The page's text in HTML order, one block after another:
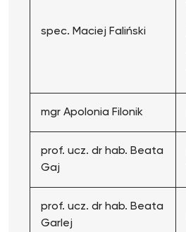
spec. Maciej Faliński
mgr Apolonia Filonik
prof. ucz. dr hab. Beata
Gaj
prof. ucz. dr hab. Beata
Garlej